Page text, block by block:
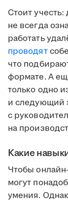
Стоит
не всегда
работать
проводят
что
формате. А
только одно
и следующий
с
на
Какие
Чтобы
могут
умения.